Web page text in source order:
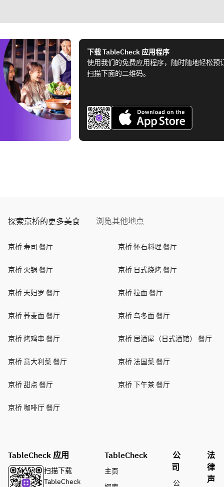
下载 TableCheck 应用程序
使用我们的免费应用程序，随时随地轻松预
扫描下面的二维码。
探索京桥的更多美食 浏览其他地点
京桥 寿司 餐厅 京桥 怀石料理 餐厅
京桥 火锅 餐厅 京桥 日式烧烤 餐厅
京桥 天妇罗 餐厅 京桥 拉面 餐厅
京桥 荞麦面 餐厅 京桥 乌冬面 餐厅
京桥 烤鸡串 餐厅 京桥 居酒屋（日式酒馆） 餐厅
京桥 意大利菜 餐厅 京桥 法国菜 餐厅
京桥 甜点 餐厅 京桥 下午茶 餐厅
京桥 咖啡厅 餐厅
TableCheck 应用
扫描下载
TableCheck
TableCheck
主页
公
司
公
法
律
声